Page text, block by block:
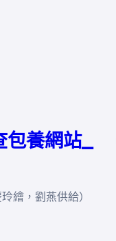
包養網站_
，劉燕供給）